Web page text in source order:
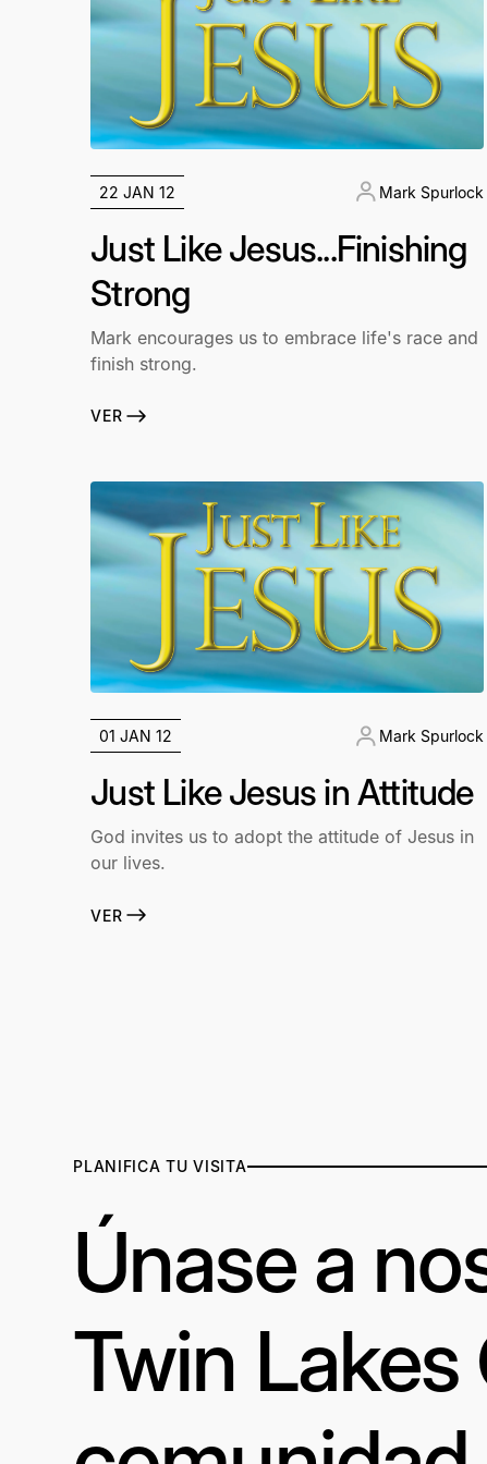
22 JAN 12 Mark Spurlock
Just Like Jesus...Finishing
Strong
Mark encourages us to embrace life's race and
finish strong.
VER
01 JAN 12 Mark Spurlock
Just Like Jesus in Attitude
God invites us to adopt the attitude of Jesus in
our lives.
VER
PLANIFICA TU VISITA
Únase a
Twin